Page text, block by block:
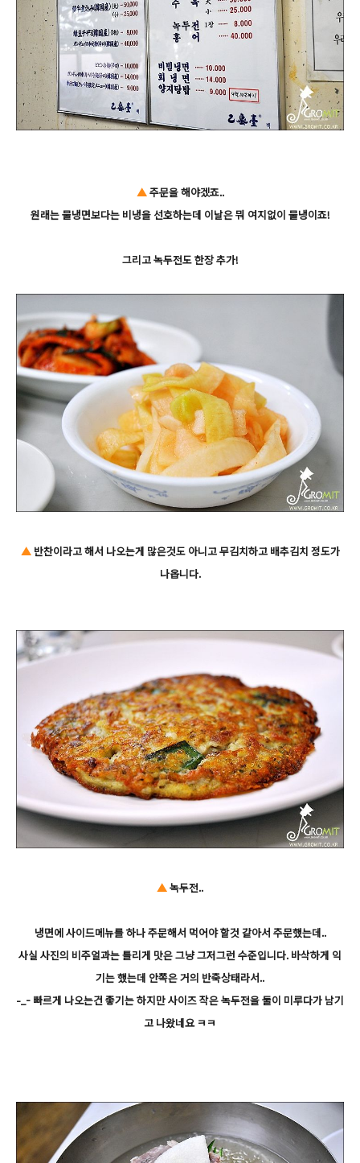
▲주문을 해야겠죠..
원래는 물냉면보다는 비냉을 선호하는데 이날은 뭐 여지없이 물냉이죠!
그리고 녹두전도 한장 추가!
▲ 반찬이라고 해서 나오는게 많은것도 아니고 무김치하고 배추김치 정도가
나옵니다.
▲녹두전..
냉면에 사이드메뉴를 하나 주문해서 먹어야 할것 같아서 주문했는데..
사실 사진의 비주얼과는 틀리게 맛은 그냥 그저그런 수준입니다. 바삭하게 익
기는 했는데 안쪽은 거의 반죽상태라서..
-_- 빠르게 나오는건 좋기는 하지만 사이즈 작은 녹두전을 둘이 미루다가 남기
고 나왔네요 ㅋㅋ